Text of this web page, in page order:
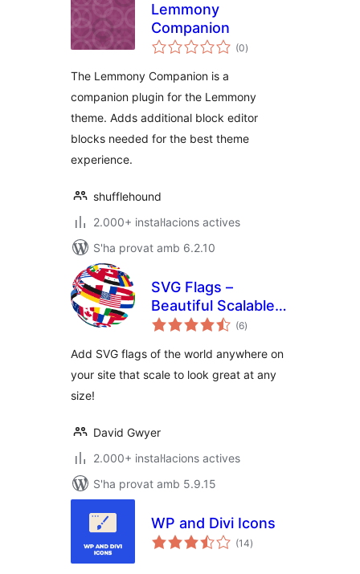
Lemmony
Companion
(0puntuacions
totals
)
The Lemmony Companion is a
companion plugin for the Lemmony
theme. Adds additional block editor
blocks needed for the best theme
experience.
shufflehound
2.000+ instal·lacions actives
S'ha provat amb 6.2.10
SVG Flags –
Beautiful Scalable
Flags For All (6puntuacions
totals
)
Add SVG flags of the world anywhere on
your site that scale to look great at any
size!
David Gwyer
2.000+ instal·lacions actives
S'ha provat amb 5.9.15
WP and Divi Icons
(14puntuacions
totals
)